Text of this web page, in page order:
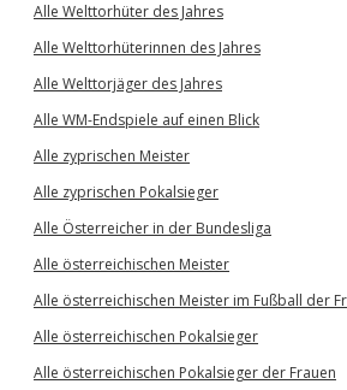
Alle Welttorhüter des Jahres
Alle Welttorhüterinnen des Jahres
Alle Welttorjäger des Jahres
Alle WM-Endspiele auf einen Blick
Alle zyprischen Meister
Alle zyprischen Pokalsieger
Alle Österreicher in der Bundesliga
Alle österreichischen Meister
Alle österreichischen Meister im Fußball der
Alle österreichischen Pokalsieger
Alle österreichischen Pokalsieger der Frauen